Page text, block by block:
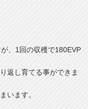
、1回の収穫で180EVP
返し育てる事ができま
います。